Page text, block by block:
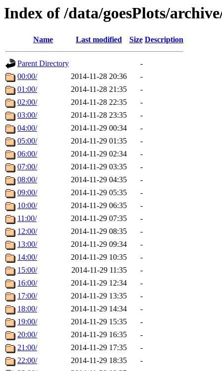
Index of /data/goesPlots/
Name Last modified Size Description
Parent Directory
-
00:00/
2014-11-28 20:36
-
01:00/
2014-11-28 21:35
-
02:00/
2014-11-28 22:35
-
03:00/
2014-11-28 23:35
-
04:00/
2014-11-29 00:34
-
05:00/
2014-11-29 01:35
-
06:00/
2014-11-29 02:34
-
07:00/
2014-11-29 03:35
-
08:00/
2014-11-29 04:35
-
09:00/
2014-11-29 05:35
-
10:00/
2014-11-29 06:35
-
11:00/
2014-11-29 07:35
-
12:00/
2014-11-29 08:35
-
13:00/
2014-11-29 09:34
-
14:00/
2014-11-29 10:35
-
15:00/
2014-11-29 11:35
-
16:00/
2014-11-29 12:34
-
17:00/
2014-11-29 13:35
-
18:00/
2014-11-29 14:34
-
19:00/
2014-11-29 15:35
-
20:00/
2014-11-29 16:35
-
21:00/
2014-11-29 17:35
-
22:00/
2014-11-29 18:35
-